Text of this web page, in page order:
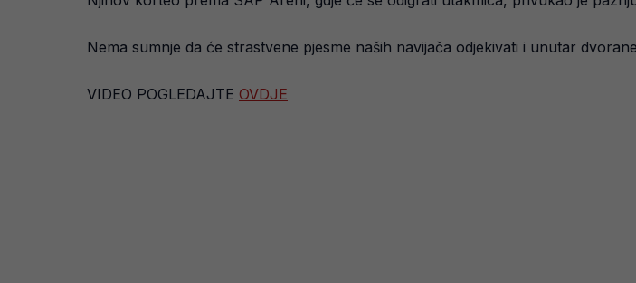
Nema sumnje da će strastvene pjesme naših navijača odjekivati i unutar
VIDEO POGLEDAJTE OVDJE